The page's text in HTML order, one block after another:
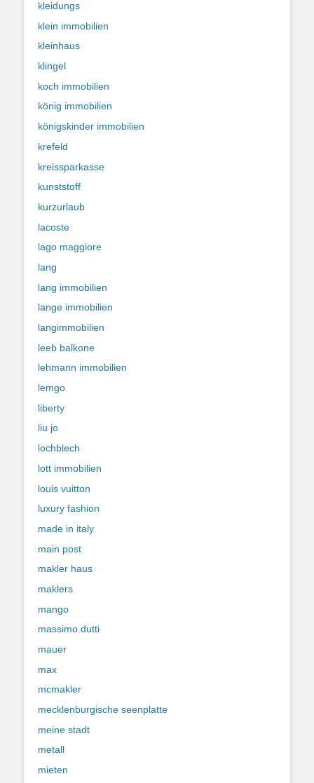
kleidungs
klein immobilien
kleinhaus
klingel
koch immobilien
könig immobilien
königskinder immobilien
krefeld
kreissparkasse
kunststoff
kurzurlaub
lacoste
lago maggiore
lang
lang immobilien
lange immobilien
langimmobilien
leeb balkone
lehmann immobilien
lemgo
liberty
liu jo
lochblech
lott immobilien
louis vuitton
luxury fashion
made in italy
main post
makler haus
maklers
mango
massimo dutti
mauer
max
mcmakler
mecklenburgische seenplatte
meine stadt
metall
mieten